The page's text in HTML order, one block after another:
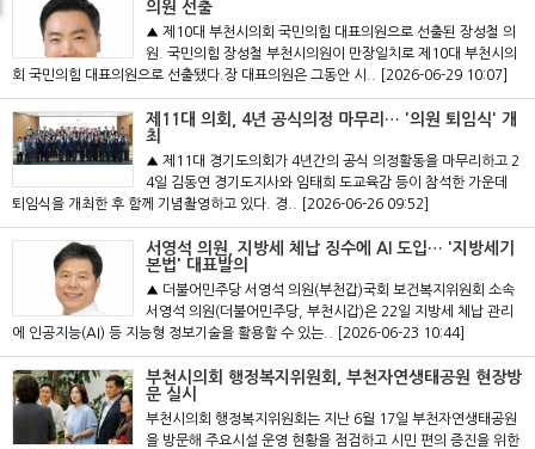
의원 선출
▲ 제10대 부천시의회 국민의힘 대표의원으로 선출된 장성철 의
원. 국민의힘 장성철 부천시의원이 만장일치로 제10대 부천시의
회 국민의힘 대표의원으로 선출됐다.장 대표의원은 그동안 시..
[2026-06-29 10:07]
제11대 의회, 4년 공식의정 마무리… '의원 퇴임식' 개
최
▲ 제11대 경기도의회가 4년간의 공식 의정활동을 마무리하고 2
4일 김동연 경기도지사와 임태희 도교육감 등이 참석한 가운데
퇴임식을 개최한 후 함께 기념촬영하고 있다. 경..
[2026-06-26 09:52]
서영석 의원, 지방세 체납 징수에 AI 도입… '지방세기
본법' 대표발의
▲ 더불어민주당 서영석 의원(부천갑)국회 보건복지위원회 소속
서영석 의원(더불어민주당, 부천시갑)은 22일 지방세 체납 관리
에 인공지능(AI) 등 지능형 정보기술을 활용할 수 있는..
[2026-06-23 10:44]
부천시의회 행정복지위원회, 부천자연생태공원 현장방
문 실시
부천시의회 행정복지위원회는 지난 6월 17일 부천자연생태공원
을 방문해 주요시설 운영 현황을 점검하고 시민 편의 증진을 위한